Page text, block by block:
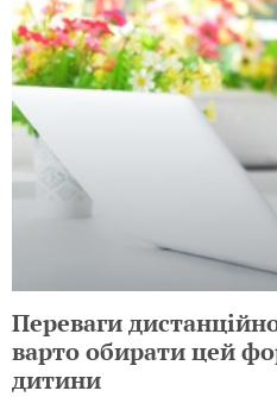
Переваги
варто обирати цей
дитини